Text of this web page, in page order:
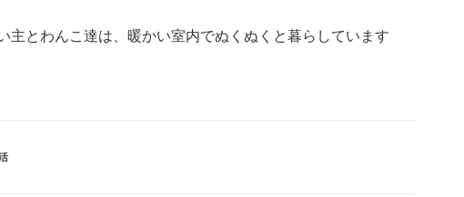
主とわんこ達は、暖かい室内でぬくぬくと暮らしています